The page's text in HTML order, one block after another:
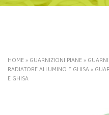
HOME » GUARNIZIONI PIANE »
RADIATORE ALLUMINO E GHISA »
E GHISA